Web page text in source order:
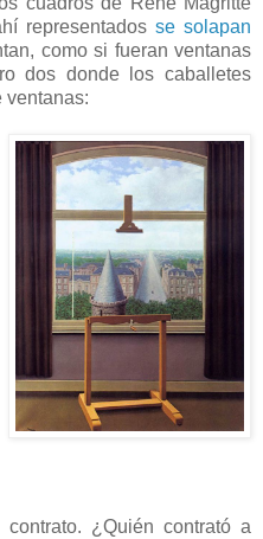
representados se solapan
como si fueran ventanas
dos donde los caballetes
ventanas:
¿Quién contrató a